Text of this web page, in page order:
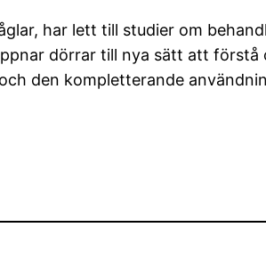
har lett till studier om
dörrar till nya sätt att förstå
och den kompletterande